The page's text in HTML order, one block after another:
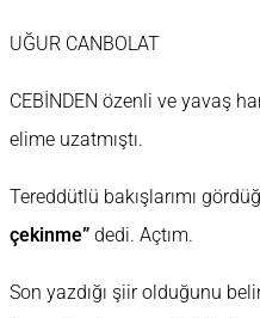
UĞUR CANBOLAT
CEBİNDEN özenli ve yavaş
elime uzatmıştı.
Tereddütlü bakışlarımı
çekinme” dedi. Açtım.
Son yazdığı şiir olduğunu